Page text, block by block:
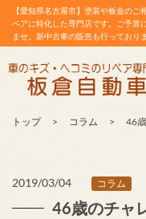
【愛知県名古屋市】塗装や板金の
ペアに特化した専門店です。ご予算
ませ。新中古車の販売も行ってお
トップ コラム 46
2019/03/04 コラム
46歳のチャ